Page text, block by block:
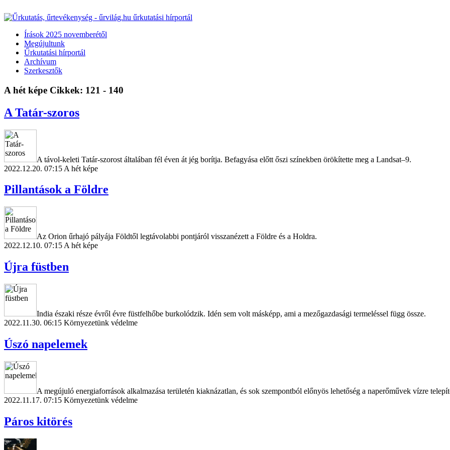
Írások 2025 novemberétől
Megújultunk
Űrkutatási hírportál
Archívum
Szerkesztők
A hét képe Cikkek: 121 - 140
A Tatár-szoros
A távol-keleti Tatár-szorost általában fél éven át jég borítja. Befagyása előtt őszi színekben örökítette meg a Landsat–9.
2022.12.20. 07:15 A hét képe
Pillantások a Földre
Az Orion űrhajó pályája Földtől legtávolabbi pontjáról visszanézett a Földre és a Holdra.
2022.12.10. 07:15 A hét képe
Újra füstben
India északi része évről évre füstfelhőbe burkolódzik. Idén sem volt másképp, ami a mezőgazdasági termeléssel függ össze.
2022.11.30. 06:15 Környezetünk védelme
Úszó napelemek
A megújuló energiaforrások alkalmazása területén kiaknázatlan, és sok szempontból előnyös lehetőség a naperőművek vízre
2022.11.17. 07:15 Környezetünk védelme
Páros kitörés